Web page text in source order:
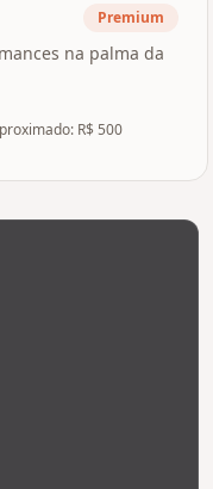
Premium
na palma da
R$ 500